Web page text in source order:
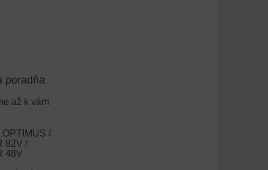
poradňa
až k vám
/
82V /
48V